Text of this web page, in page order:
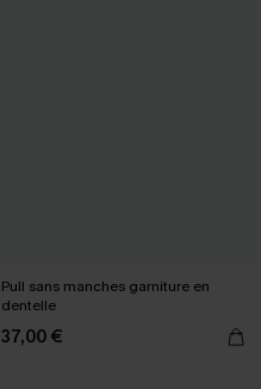
Pull sans manches garniture en
dentelle
37,00 €